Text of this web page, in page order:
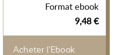
Format ebook
9,48 €
Acheter l'Ebook